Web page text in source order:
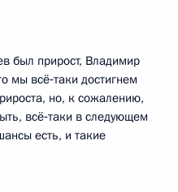
был прирост, Владимир
мы всё‑таки достигнем
но, к сожалению,
всё‑таки в следующем
есть, и такие